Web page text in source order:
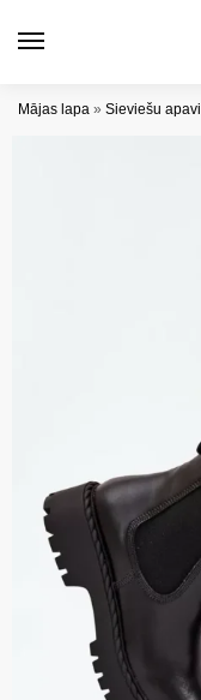
Mājas lapa » Sieviešu apavi